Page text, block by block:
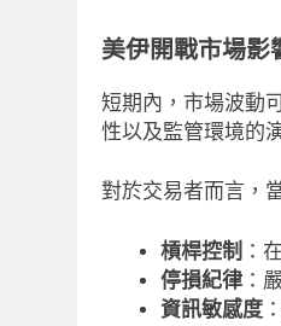
美伊開戰市場影
短期內，市場波動
性以及監管環境的
對於交易者而言，
槓桿控制 ：
停損紀律：
資訊敏感度